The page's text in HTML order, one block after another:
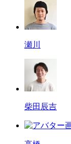
瀬川
柴田辰吉